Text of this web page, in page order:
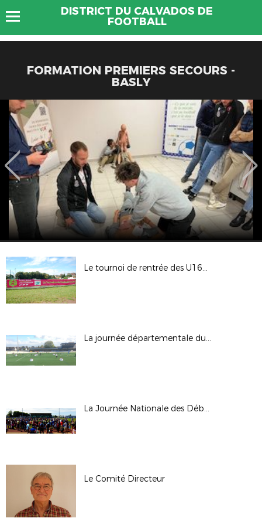
DISTRICT DU CALVADOS DE
FOOTBALL
FORMATION PREMIERS SECOURS -
BASLY
Le tournoi de rentrée des U16F et U13F
La journée départementale du PEF
La Journée Nationale des Débutants
Le Comité Directeur